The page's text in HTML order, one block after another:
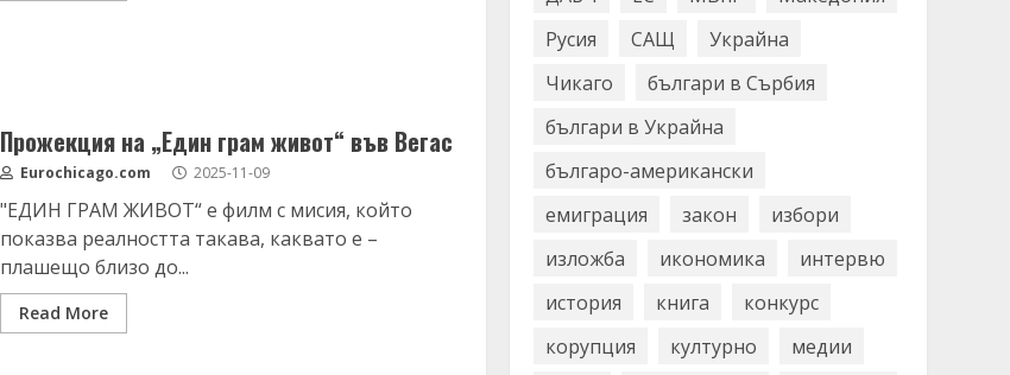
Прожекция на „Един грам живот“ във Вегас
Eurochicago.com 2025-11-09
"ЕДИН ГРАМ ЖИВОТ“ е филм с мисия, който
показва реалността такава, каквато е –
плашещо близо до...
Read More
Русия
САЩ
Украйна
Чикаго
българи в Сърбия
българи в Украйна
българо-американски
емиграция
закон
избори
изложба
икономика
интервю
история
книга
конкурс
корупция
културно
медии